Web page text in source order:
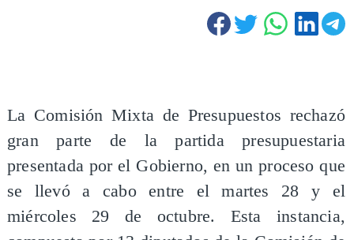
La Comisión Mixta de Presupuestos rechazó
gran parte de la partida presupuestaria
presentada por el Gobierno, en un proceso que
se llevó a cabo entre el martes 28 y el
miércoles 29 de octubre. Esta instancia,